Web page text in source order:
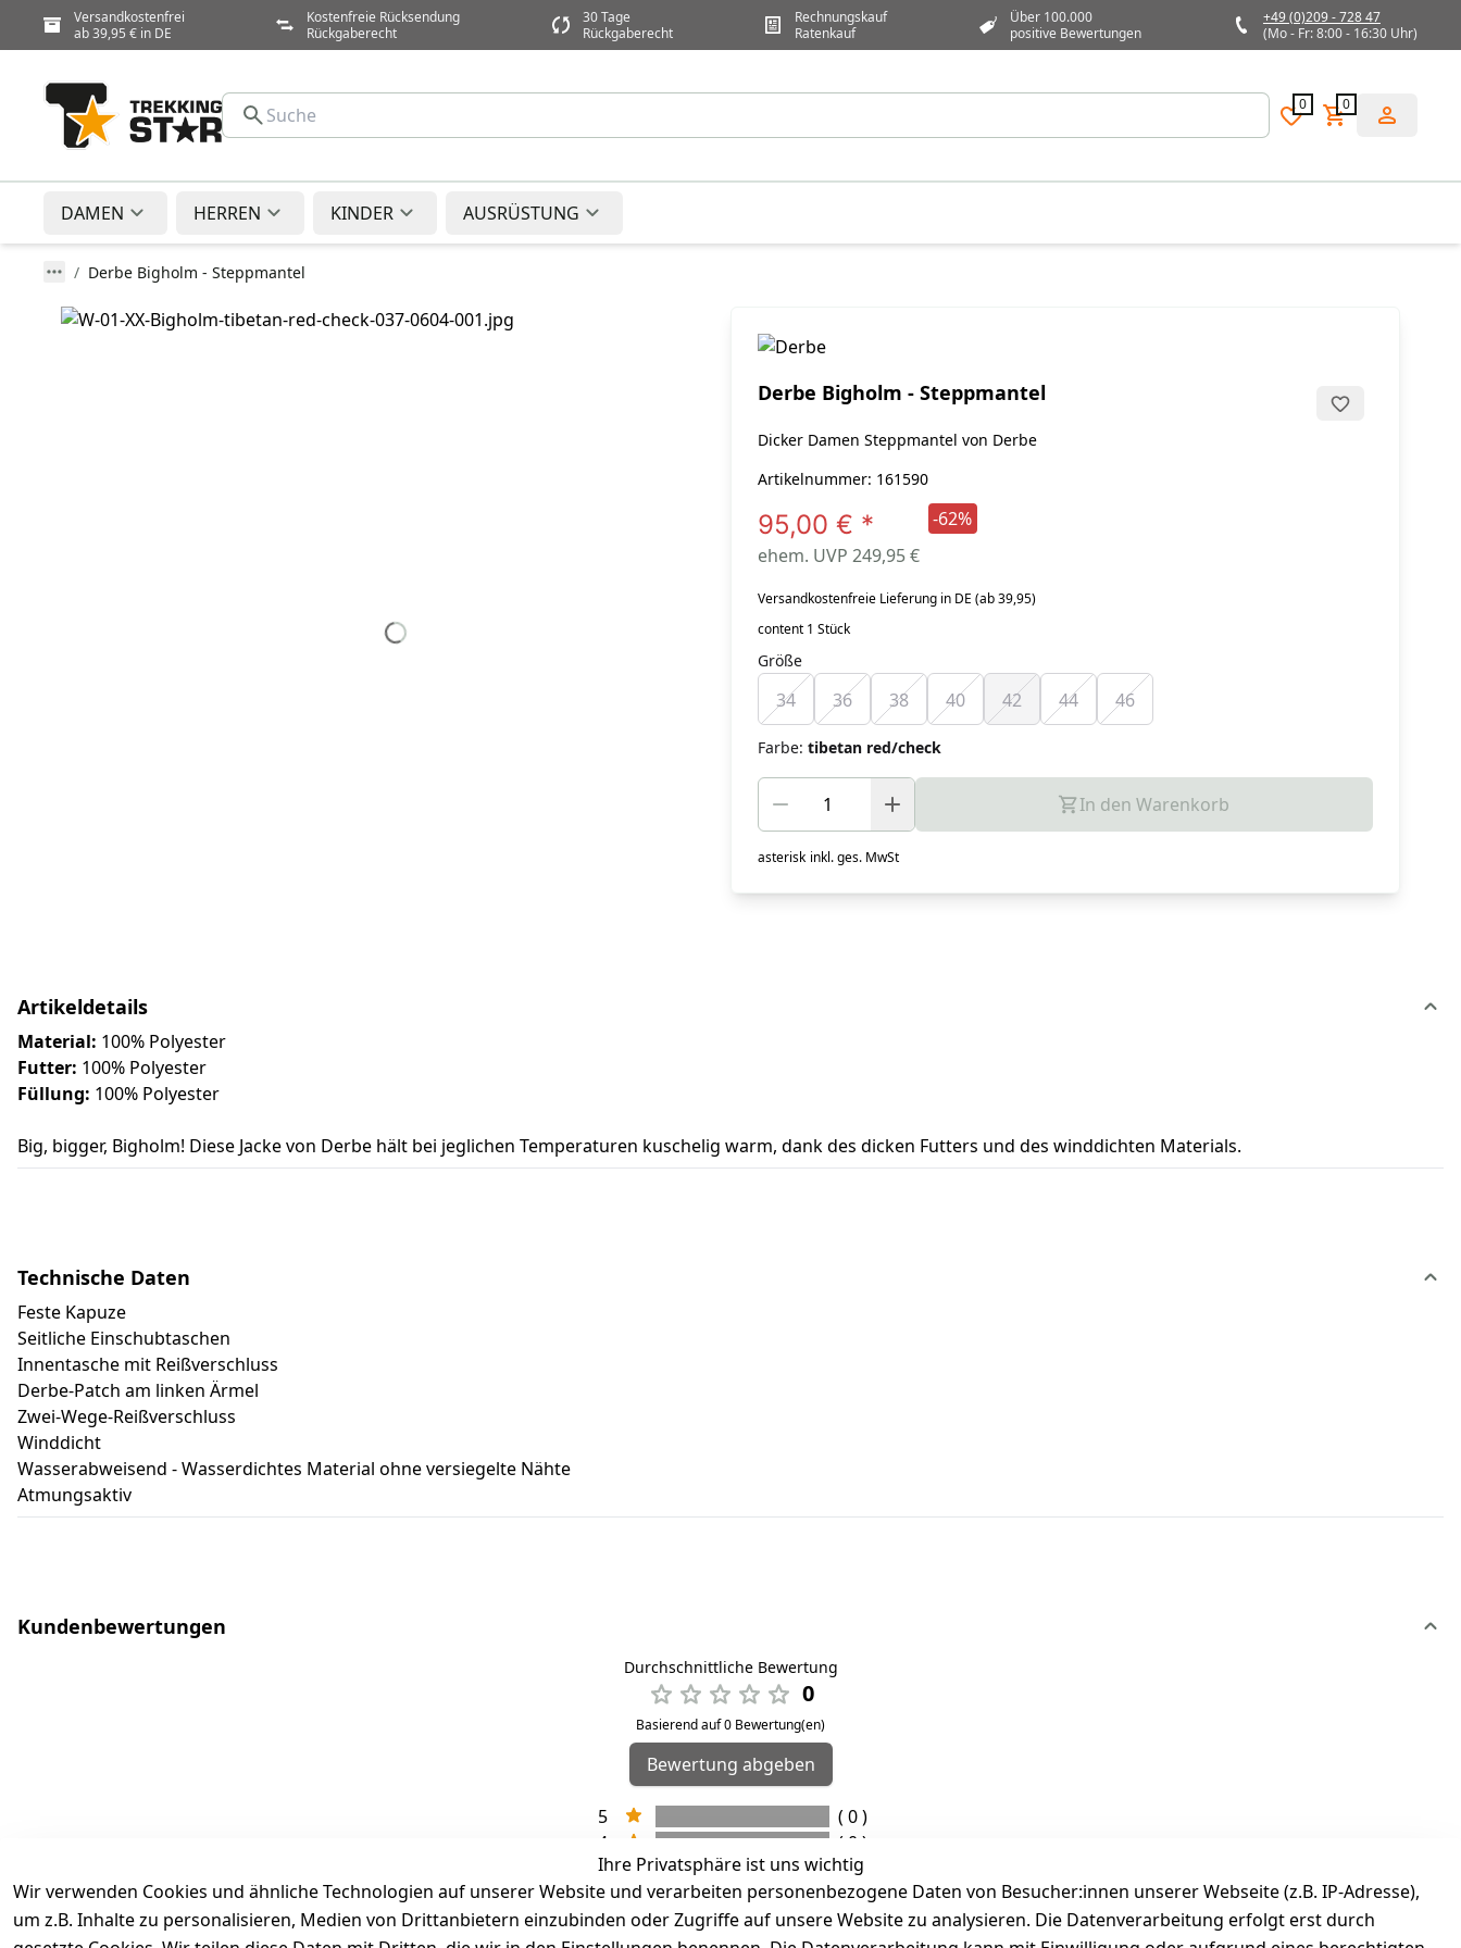
Versandkostenfrei
ab 39,95 € in DE
Kostenfreie Rücksendung
Rückgaberecht
30 Tage
Rückgaberecht
Rechnungskauf
Ratenkauf
Über 100.000
positive Bewertungen
+49 (0)209 - 728 47
(Mo - Fr: 8:00 - 16:30 Uhr)
0 0
DAMEN HERREN KINDER AUSRÜSTUNG
Derbe Bigholm - Steppmantel
Derbe Bigholm - Steppmantel
Dicker Damen Steppmantel von Derbe
Artikelnummer: 161590
95,00 € *
ehem. UVP 249,95 €
-62%
Versandkostenfreie Lieferung in DE (ab 39,95)
content 1 Stück
Größe
34 36 38 40 42 44 46
Farbe: tibetan red/check
In den Warenkorb
asterisk inkl. ges. MwSt
Artikeldetails
Material: 100% Polyester
Futter: 100% Polyester
Füllung: 100% Polyester
Big, bigger, Bigholm! Diese Jacke von Derbe hält bei jeglichen Temperaturen kuschelig warm, dank des dicken Futters und des winddichten Materials.
Technische Daten
Feste Kapuze
Seitliche Einschubtaschen
Innentasche mit Reißverschluss
Derbe-Patch am linken Ärmel
Zwei-Wege-Reißverschluss
Winddicht
Wasserabweisend - Wasserdichtes Material ohne versiegelte Nähte
Atmungsaktiv
Kundenbewertungen
Durchschnittliche Bewertung
0
Basierend auf 0 Bewertung(en)
Bewertung abgeben
5
( 0 )
4
( 0 )
3
( 0 )
2
( 0 )
1
( 0 )
Ihre Privatsphäre ist uns wichtig
Wir verwenden Cookies und ähnliche Technologien auf unserer Website und verarbeiten personenbezogene Daten von Besucher:innen unserer Webseite (z.B. IP-Adresse),
um z.B. Inhalte zu personalisieren, Medien von Drittanbietern einzubinden oder Zugriffe auf unsere Website zu analysieren. Die Datenverarbeitung erfolgt erst durch